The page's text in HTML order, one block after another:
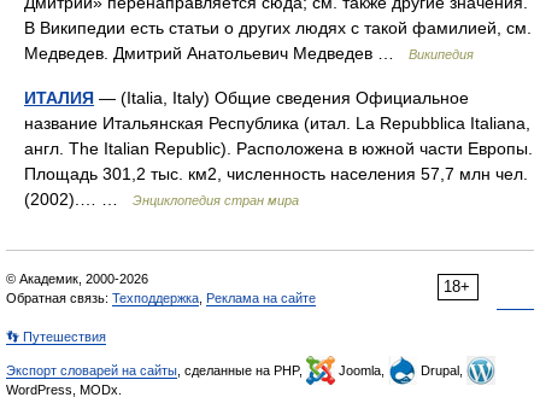
В Википедии есть статьи о других людях с такой фамилией, см.
Медведев. Дмитрий Анатольевич Медведев …
Википедия
ИТАЛИЯ — (Italia, Italy) Общие сведения Официальное
название Итальянская Республика (итал. La Repubblica Italiana,
англ. The Italian Republic). Расположена в южной части Европы.
Площадь 301,2 тыс. км2, численность населения 57,7 млн чел.
(2002).… …
Энциклопедия стран мира
18+
© Академик, 2000-2026
Обратная связь: Техподдержка Реклама на сайте
👣 Путешествия
Экспорт словарей на сайты , сделанные на PHP, Joomla,
Drupal,
WordPress, MODx.